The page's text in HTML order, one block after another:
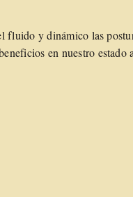
fluido y dinámico las
en nuestro estado